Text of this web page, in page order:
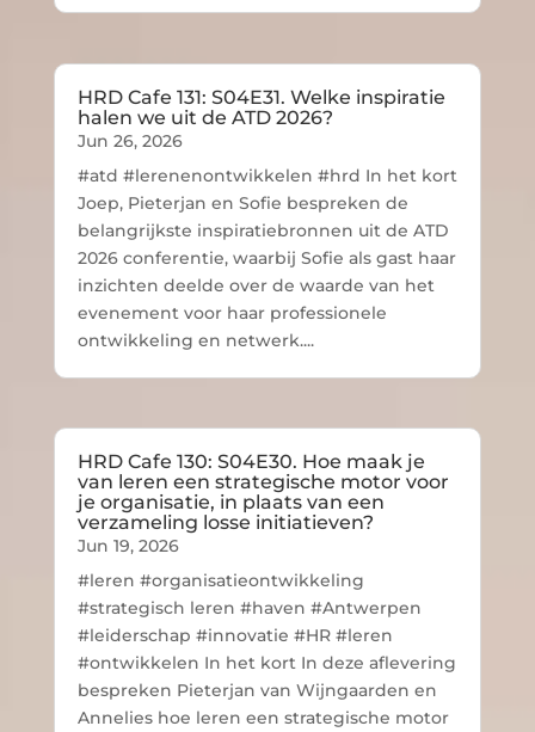
HRD Cafe 131: S04E31. Welke inspiratie
halen we uit de ATD 2026?
Jun 26, 2026
#atd #lerenenontwikkelen #hrd In het kort
Joep, Pieterjan en Sofie bespreken de
belangrijkste inspiratiebronnen uit de ATD
2026 conferentie, waarbij Sofie als gast haar
inzichten deelde over de waarde van het
evenement voor haar professionele
ontwikkeling en netwerk....
HRD Cafe 130: S04E30. Hoe maak je
van leren een strategische motor voor
je organisatie, in plaats van een
verzameling losse initiatieven?
Jun 19, 2026
#leren #organisatieontwikkeling
#strategisch leren #haven #Antwerpen
#leiderschap #innovatie #HR #leren
#ontwikkelen In het kort In deze aflevering
bespreken Pieterjan van Wijngaarden en
Annelies hoe leren een strategische motor